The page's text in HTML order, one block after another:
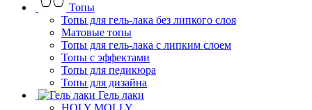
Топы
Топы для гель-лака без липкого слоя
Матовые топы
Топы для гель-лака с липким слоем
Топы с эффектами
Топы для педикюра
Топы для дизайна
Гель лаки
HOLY MOLLY